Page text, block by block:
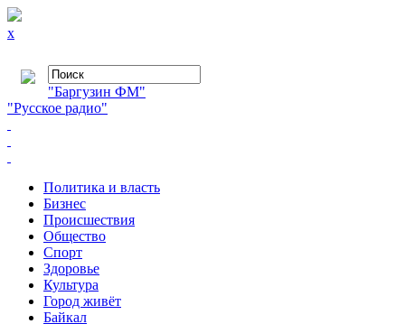
x
"Баргузин ФМ"
"Русское радио"
Политика и власть
Бизнес
Происшествия
Общество
Cпорт
Здоровье
Культура
Город живёт
Байкал